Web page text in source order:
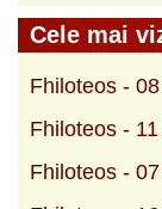
Cele mai
Fhiloteos -
Fhiloteos -
Fhiloteos -